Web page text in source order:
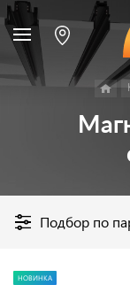
Подбор по
НОВИНКА